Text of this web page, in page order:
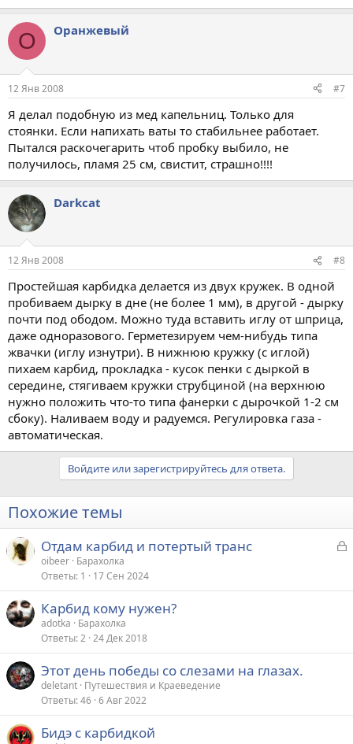
О Оранжевый
12 Янв 2008 #7
Я делал подобную из мед капельниц. Только для
стоянки. Если напихать ваты то стабильнее работает.
Пытался раскочегарить чтоб пробку выбило, не
получилось, пламя 25 см, свистит, страшно!!!!
Darkcat
12 Янв 2008 #8
Простейшая карбидка делается из двух кружек. В одной
пробиваем дырку в дне (не более 1 мм), в другой - дырку
почти под ободом. Можно туда вставить иглу от шприца,
даже одноразового. Герметезируем чем-нибудь типа
жвачки (иглу изнутри). В нижнюю кружку (с иглой)
пихаем карбид, прокладка - кусок пенки с дыркой в
середине, стягиваем кружки струбциной (на верхнюю
нужно положить что-то типа фанерки с дырочкой 1-2 см
сбоку). Наливаем воду и радуемся. Регулировка газа -
автоматическая.
Войдите или зарегистрируйтесь для ответа.
Похожие темы
З
р
Отдам карбид и потертый транс
oibeer Барахолка
Ответы 1 17 Сен 2024
Карбид кому нужен?
adotka
Барахолка
Ответы 2 24 Дек 2018
Этот день победы со слезами на глазах.
deletant Путешествия и Краеведение
Ответы 46 6 Авг 2022
Бидэ с карбидкой